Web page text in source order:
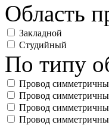
Область
Закладной
Студийный
По типу
Провод
Провод
Провод
Провод